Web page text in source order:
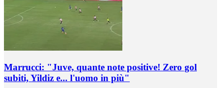
Marrucci: "Juve, quante note positive! Zero gol
subiti, Yildiz e... l'uomo in più"